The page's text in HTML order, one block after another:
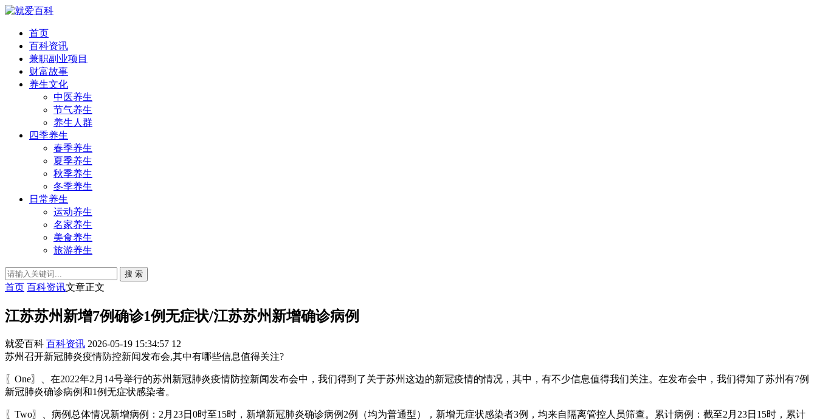
首页
百科资讯
兼职副业项目
财富故事
养生文化
中医养生
节气养生
养生人群
四季养生
春季养生
夏季养生
秋季养生
冬季养生
日常养生
运动养生
名家养生
美食养生
旅游养生
搜 索
首页 百科资讯文章正文
江苏苏州新增7例确诊1例无症状/江苏苏州新增确诊病例
就爱百科 百科资讯 2026-05-19 15:34:57 12
苏州召开新冠肺炎疫情防控新闻发布会,其中有哪些信息值得关注?
〖One〗、在2022年2月14号举行的苏州新冠肺炎疫情防控新闻发布会中，我们得到了关于苏州这边的新冠疫情的情况，其中，有不少信息值得我们关注。在发布会中，我们得知了苏州有7例
新冠肺炎确诊病例和1例无症状感染者。
〖Two〗、病例总体情况新增病例：2月23日0时至15时，新增新冠肺炎确诊病例2例（均为普通型），新增无症状感染者3例，均来自隔离管控人员筛查。累计病例：截至2月23日15时，累计